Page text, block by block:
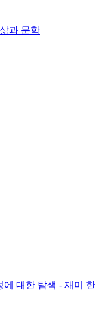
과 문학
대한 탐색 - 재미 한